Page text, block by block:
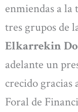
enmiendas a la
tres grupos de
Elkarrekin
adelante un
crecido gracias
Foral de